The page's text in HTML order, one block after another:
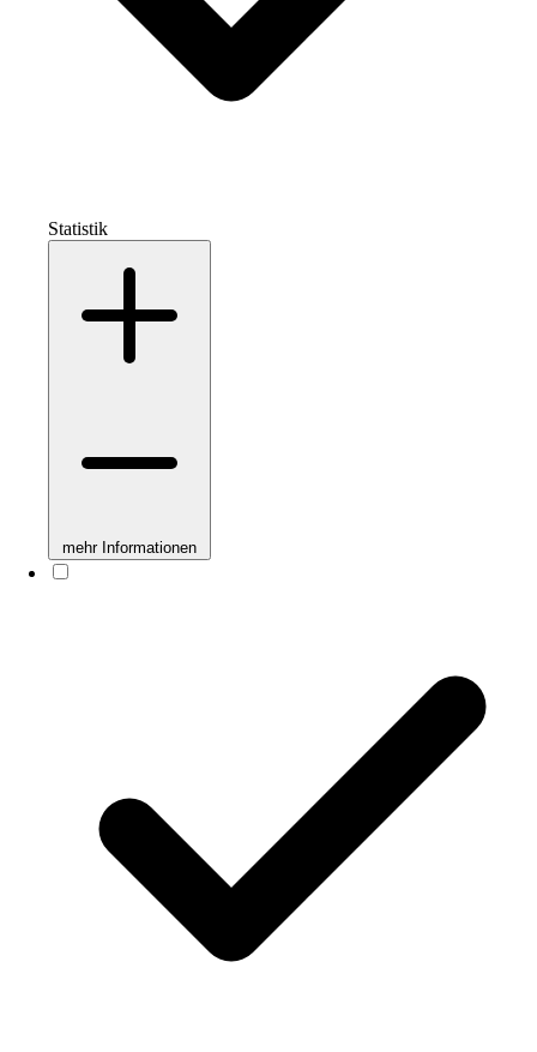
Statistik
mehr Informationen